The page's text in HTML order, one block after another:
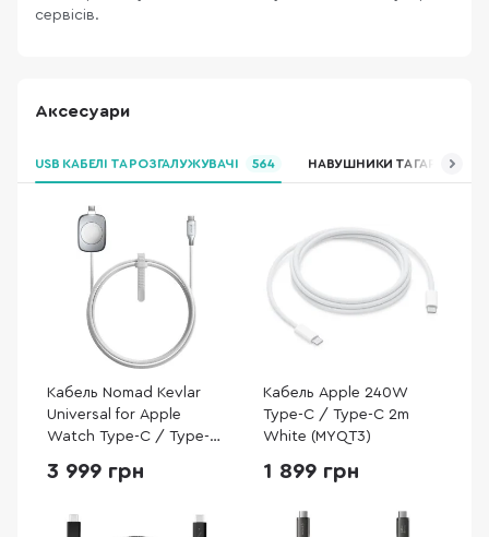
сервісів.
Аксесуари
USB КАБЕЛІ ТА РОЗГАЛУЖУВАЧІ 564 НАВУШНИКИ ТА ГАРНІТУРИ
Кабель Nomad Kevlar
Universal for Apple
Watch Type-C / Type-C
(NM014667858)
3 999 грн
Кабель Apple 240W
Type-C / Type-C 2m
White (MYQT3)
1 899 грн